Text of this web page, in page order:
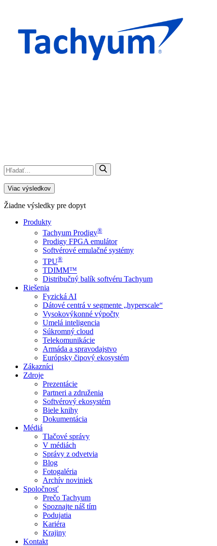
Viac výsledkov
Žiadne výsledky pre dopyt
Produkty
Tachyum Prodigy®
Prodigy FPGA emulátor
Softvérové emulačné systémy
TPU®
TDIMM™
Distribučný balík softvéru Tachyum
Riešenia
Fyzická AI
Dátové centrá v segmente „hyperscale“
Vysokovýkonné výpočty
Umelá inteligencia
Súkromný cloud
Telekomunikácie
Armáda a spravodajstvo
Európsky čipový ekosystém
Zákazníci
Zdroje
Prezentácie
Partneri a združenia
Softvérový ekosystém
Biele knihy
Dokumentácia
Médiá
Tlačové správy
V médiách
Správy z odvetvia
Blog
Fotogaléria
Archív noviniek
Spoločnosť
Prečo Tachyum
Spoznajte náš tím
Podujatia
Kariéra
Krajiny
Kontakt